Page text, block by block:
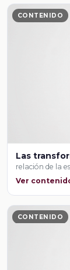
CONTENIDO
Las
relación de la
Ver
CONTENIDO